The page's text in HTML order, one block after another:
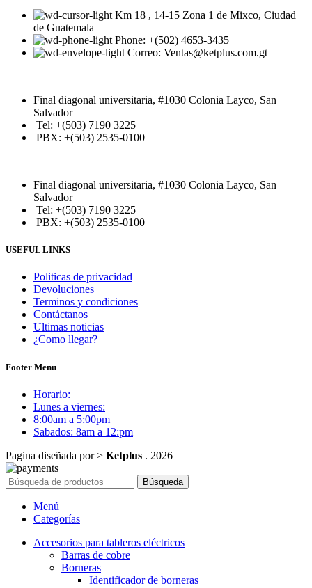
Km 18 , 14-15 Zona 1 de Mixco, Ciudad
de Guatemala
Phone: +(502) 4653-3435
Correo: Ventas@ketplus.com.gt
Final diagonal universitaria, #1030 Colonia Layco, San
Salvador
Tel: +(503) 7190 3225
PBX: +(503) 2535-0100
Final diagonal universitaria, #1030 Colonia Layco, San
Salvador
Tel: +(503) 7190 3225
PBX: +(503) 2535-0100
USEFUL LINKS
Politicas de privacidad
Devoluciones
Terminos y condiciones
Contáctanos
Ultimas noticias
¿Como llegar?
Footer Menu
Horario:
Lunes a viernes:
8:00am a 5:00pm
Sabados: 8am a 12:pm
Pagina diseñada por > Ketplus . 2026
Búsqueda
Menú
Categorías
Accesorios para tableros eléctricos
Barras de cobre
Borneras
Identificador de borneras